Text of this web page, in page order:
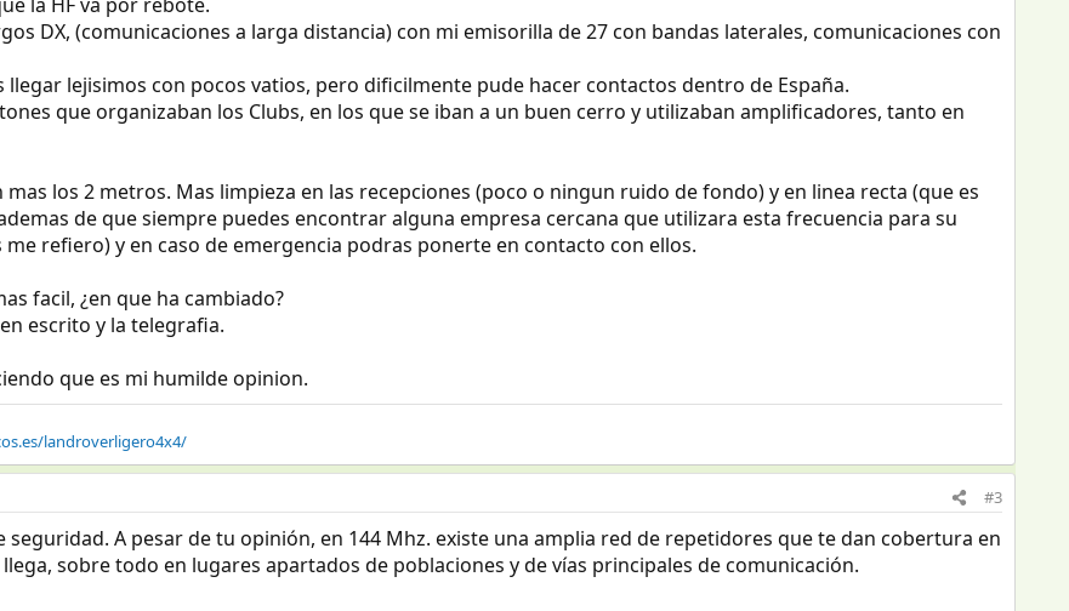
DX, (comunicaciones a larga distancia) con mi emisorilla de 27 con bandas laterales, comunicaciones con
llegar lejisimos con pocos vatios, pero dificilmente pude hacer contactos dentro de España.
que organizaban los Clubs, en los que se iban a un buen cerro y utilizaban amplificadores, tanto en
los 2 metros. Mas limpieza en las recepciones (poco o ningun ruido de fondo) y en linea recta (que es
de que siempre puedes encontrar alguna empresa cercana que utilizara esta frecuencia para su
refiero) y en caso de emergencia podras ponerte en contacto con ellos.
facil, ¿en que ha cambiado?
escrito y la telegrafia.
que es mi humilde opinion.
landroverligero4x4/
#3
seguridad. A pesar de tu opinión, en 144 Mhz. existe una amplia red de repetidores que te dan cobertura en
sobre todo en lugares apartados de poblaciones y de vías principales de comunicación.